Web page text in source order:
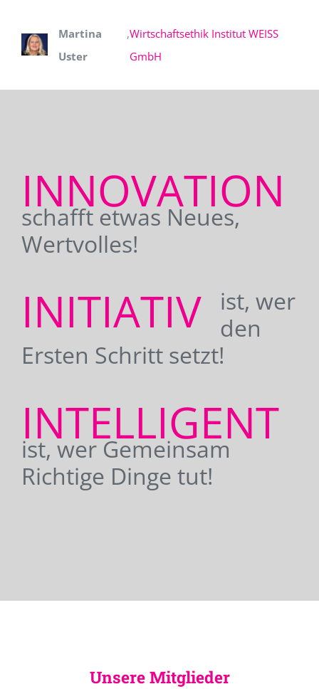
Martina
Uster
,Wirtschaftsethik Institut WEISS
GmbH
INNOVATION
schafft etwas Neues,
Wertvolles!
INITIATIV
ist, wer
den
Ersten Schritt setzt!
INTELLIGENT
ist, wer Gemeinsam
Richtige Dinge tut!
Unsere Mitglieder